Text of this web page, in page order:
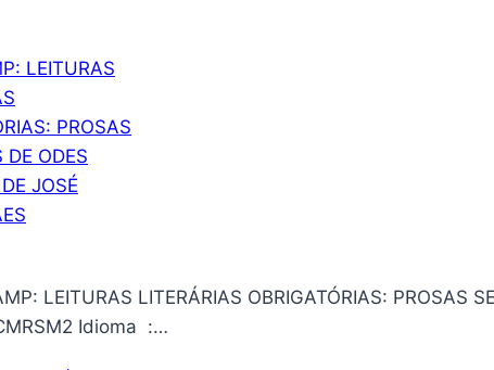
03
LEITURAS LITERÁRIAS OBRIGATÓRIAS: PROSAS
B0DJCMRSM2 Idioma ‏ :…